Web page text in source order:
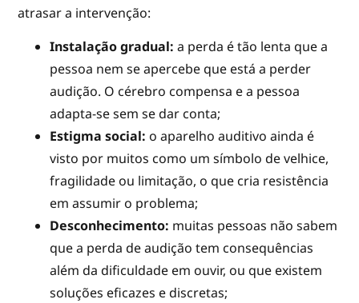
atrasar a intervenção:
Instalação gradual: a perda é tão lenta que a
pessoa nem se apercebe que está a perder
audição. O cérebro compensa e a pessoa
adapta-se sem se dar conta;
Estigma social: o aparelho auditivo ainda é
visto por muitos como um símbolo de velhice,
fragilidade ou limitação, o que cria resistência
em assumir o problema;
Desconhecimento: muitas pessoas não sabem
que a perda de audição tem consequências
além da dificuldade em ouvir, ou que existem
soluções eficazes e discretas;